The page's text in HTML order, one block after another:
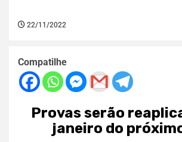
22/11/2022
Compatilhe
Provas serão
janeiro do